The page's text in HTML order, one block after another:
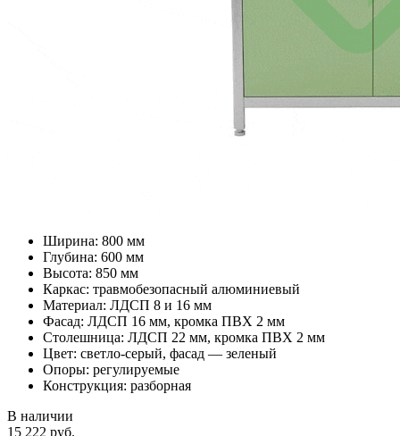
Ширина: 800 мм
Глубина: 600 мм
Высота: 850 мм
Каркас: травмобезопасный алюминиевый
Материал: ЛДСП 8 и 16 мм
Фасад: ЛДСП 16 мм, кромка ПВХ 2 мм
Столешница: ЛДСП 22 мм, кромка ПВХ 2 мм
Цвет: светло-серый, фасад — зеленый
Опоры: регулируемые
Конструкция: разборная
В наличии
15 222 руб.